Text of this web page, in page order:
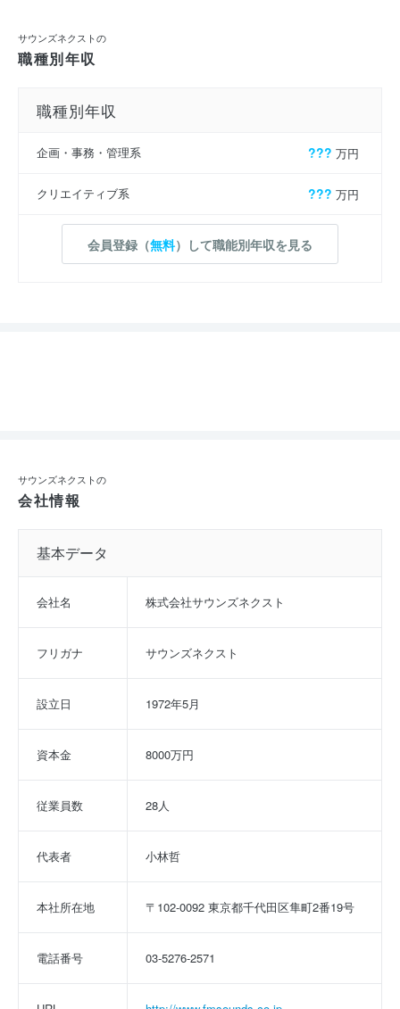
サウンズネクストの
職種別年収
職種別年収
企画・事務・管理系 ??? 万円
クリエイティブ系 ??? 万円
会員登録（無料）して職能別年収を見る
サウンズネクストの
会社情報
基本データ
会社名 株式会社サウンズネクスト
フリガナ サウンズネクスト
設立日 1972年5月
資本金 8000万円
従業員数 28人
代表者 小林哲
本社所在地 〒102-0092 東京都千代田区隼町2番19号
電話番号 03-5276-2571